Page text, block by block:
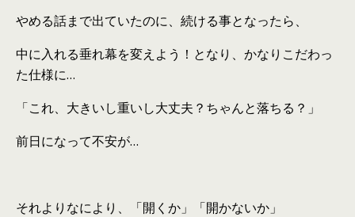
やめる話まで出ていたのに、続ける事となったら、
中に入れる垂れ幕を変えよう！となり、かなりこだわっ
た仕様に…
「これ、大きいし重いし大丈夫？ちゃんと落ちる？」
前日になって不安が…
それよりなにより、「開くか」「開かないか」